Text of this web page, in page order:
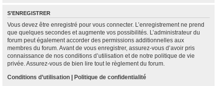
S’ENREGISTRER
Vous devez être enregistré pour vous connecter. L’enregistrement ne prend
que quelques secondes et augmente vos possibilités. L’administrateur du
forum peut également accorder des permissions additionnelles aux
membres du forum. Avant de vous enregistrer, assurez-vous d’avoir pris
connaissance de nos conditions d’utilisation et de notre politique de vie
privée. Assurez-vous de bien lire tout le règlement du forum.
Conditions d’utilisation | Politique de confidentialité